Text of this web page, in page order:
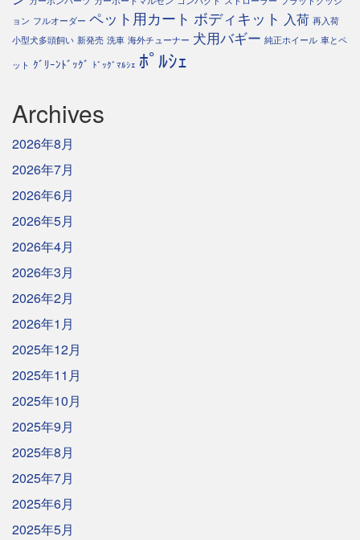
ョン フルオーダー ペット用カート ボディキット 入荷 再入荷
小型犬多頭飼い 新発売 洗車 海外チューナー 犬用バギー 純正ホイール 車とペ
ット ｸﾞﾘｰﾝﾄﾞｯｸﾞ ﾄﾞｯｸﾞﾏﾙｼｪ ﾎﾟﾙｼｪ
Archives
2026年8月
2026年7月
2026年6月
2026年5月
2026年4月
2026年3月
2026年2月
2026年1月
2025年12月
2025年11月
2025年10月
2025年9月
2025年8月
2025年7月
2025年6月
2025年5月